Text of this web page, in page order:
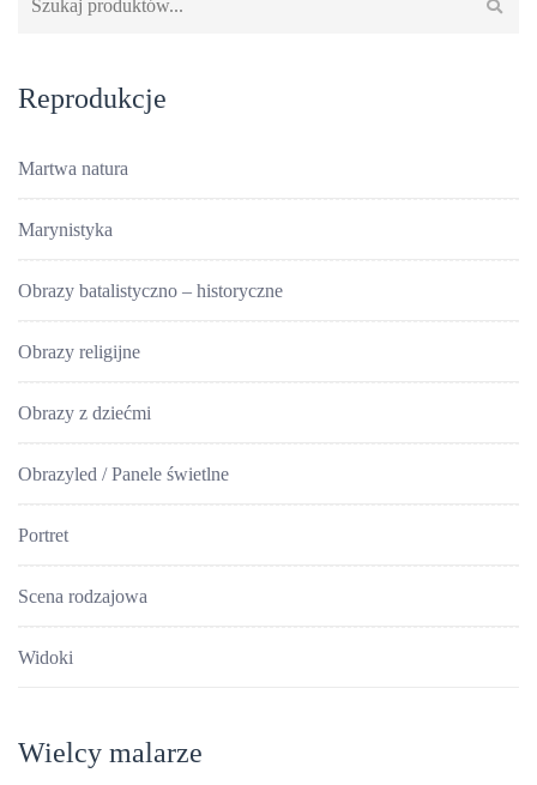
Reprodukcje
Martwa natura
Marynistyka
Obrazy batalistyczno – historyczne
Obrazy religijne
Obrazy z dziećmi
Obrazyled / Panele świetlne
Portret
Scena rodzajowa
Widoki
Wielcy malarze